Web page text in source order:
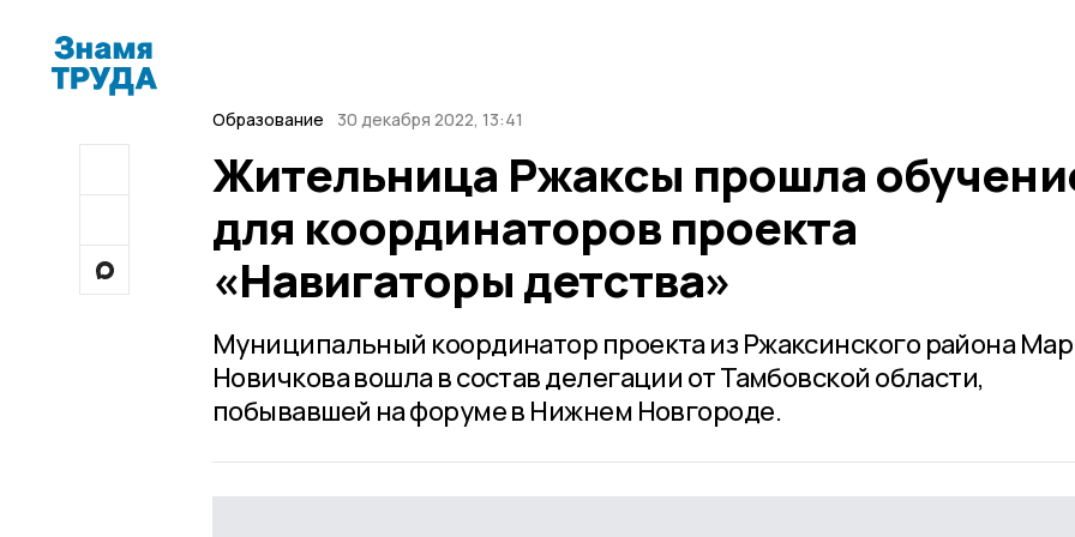
Образование 30 декабря 2022, 13:41
Жительница Ржаксы прошла
для координаторов проекта
«Навигаторы детства»
Муниципальный координатор проекта из Ржаксинского района
Новичкова вошла в состав делегации от Тамбовской области,
побывавшей на форуме в Нижнем Новгороде.